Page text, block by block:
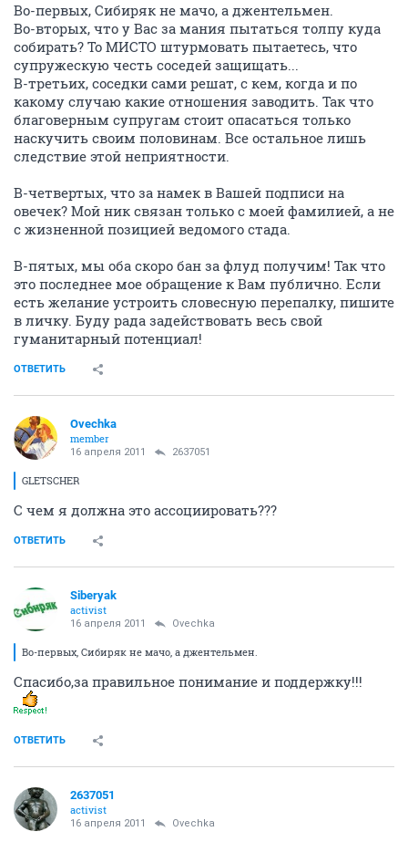
Во-первых, Сибиряк не мачо, а джентельмен.
Во-вторых, что у Вас за мания пытаться толпу куда
собирать? То МИСТО штурмовать пытаетесь, что
супружескую честь соседей защищать...
В-третьих, соседки сами решат, с кем, когда и по
какому случаю какие отношения заводить. Так что
благоверным супругам стоит опасаться только
наскучить своим половинам. Все остальное лишь
следствие этой неприятности.
В-четвертых, что за намек в Вашей подписи на
овечек? Мой ник связан только с моей фамилией, а не
с жизненной позицией ведомого стада.
В-пятых, мы оба скоро бан за флуд получим! Так что
это последнее мое обращение к Вам публично. Если
есть желание устроить словесную перепалку, пишите
в личку. Буду рада задействовать весь свой
гуманитарный потенциал!
ОТВЕТИТЬ
Ovechka
member
16 апреля 2011 2637051
GLETSCHER
С чем я должна это ассоциировать???
ОТВЕТИТЬ
Siberyak
activist
16 апреля 2011 Ovechka
Во-первых, Сибиряк не мачо, а джентельмен.
Спасибо,за правильное понимание и поддержку!!!
ОТВЕТИТЬ
2637051
activist
16 апреля 2011 Ovechka